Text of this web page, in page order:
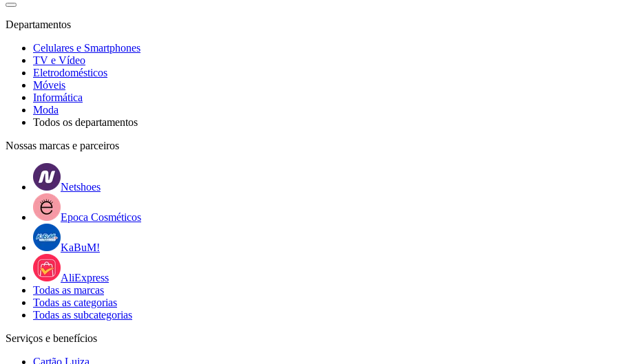
Departamentos
Celulares e Smartphones
TV e Vídeo
Eletrodomésticos
Móveis
Informática
Moda
Todos os departamentos
Nossas marcas e parceiros
Netshoes
Epoca Cosméticos
KaBuM!
AliExpress
Todas as marcas
Todas as categorias
Todas as subcategorias
Serviços e benefícios
Cartão Luiza